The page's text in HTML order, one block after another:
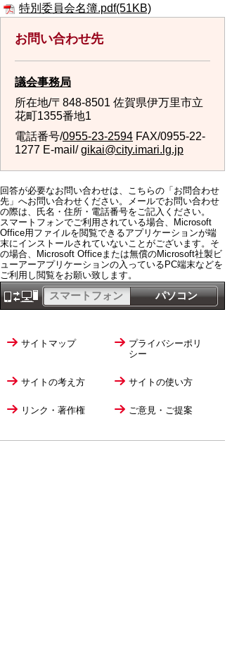
特別委員会名簿.pdf(51KB)
お問い合わせ先
議会事務局
所在地/〒848-8501 佐賀県伊万里市立
花町1355番地1
電話番号/0955-23-2594 FAX/0955-22-
1277 E-mail/gikai@city.imari.lg.jp
回答が必要なお問い合わせは、こちらの「お問合わせ
先」へお問い合わせください。メールでお問い合わせ
の際は、氏名・住所・電話番号をご記入ください。
スマートフォンでご利用されている場合、Microsoft
Office用ファイルを閲覧できるアプリケーションが端
末にインストールされていないことがございます。そ
の場合、Microsoft Officeまたは無償のMicrosoft社製ビ
ューアーアプリケーションの入っているPC端末などを
ご利用し閲覧をお願い致します。
パソコン
スマートフォン
サイトマップ
プライバシーポリ
シー
サイトの考え方 サイトの使い方
リンク・著作権 ご意見・ご提案